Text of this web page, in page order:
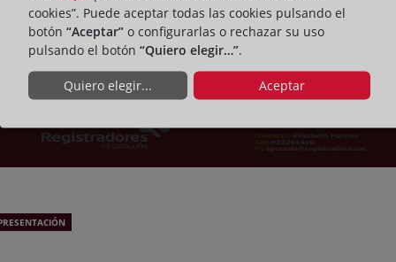
cookies”. Puede aceptar todas las cookies pulsando el
botón “Aceptar” o configurarlas o rechazar su uso
pulsando el botón “Quiero elegir…”.
Quiero elegir... Aceptar